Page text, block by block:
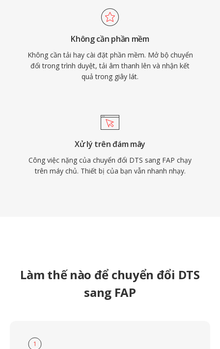
Không cần phần mềm
Không cần tải hay cài đặt phần mềm. Mở bộ chuyển
đổi trong trình duyệt, tải âm thanh lên và nhận kết
quả trong giây lát.
Xử lý trên đám mây
Công việc nặng của chuyển đổi DTS sang FAP chạy
trên máy chủ. Thiết bị của bạn vẫn nhanh nhạy.
Làm thế nào để chuyển đổi DTS
sang FAP
1